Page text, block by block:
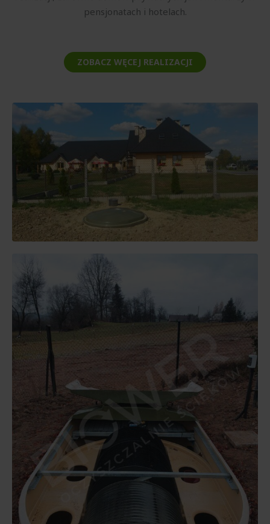
pensjonatach i hotelach.
ZOBACZ WĘCEJ REALIZACJI